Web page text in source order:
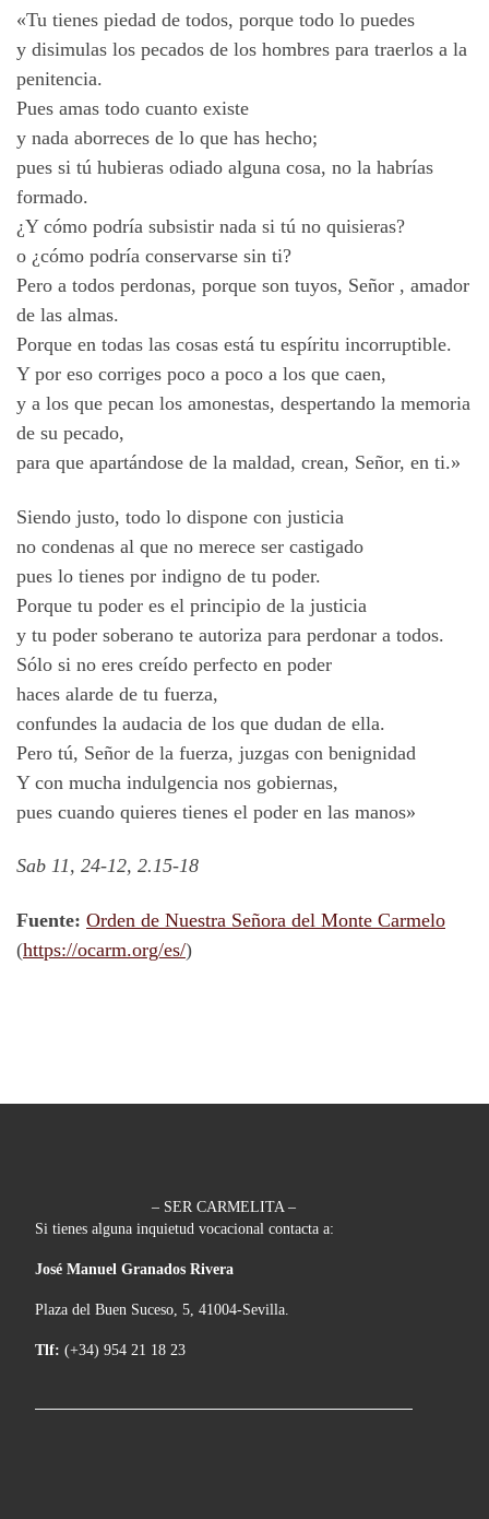
«Tu tienes piedad de todos, porque todo lo puedes
y disimulas los pecados de los hombres para traerlos a la
penitencia.
Pues amas todo cuanto existe
y nada aborreces de lo que has hecho;
pues si tú hubieras odiado alguna cosa, no la habrías
formado.
¿Y cómo podría subsistir nada si tú no quisieras?
o ¿cómo podría conservarse sin ti?
Pero a todos perdonas, porque son tuyos, Señor , amador
de las almas.
Porque en todas las cosas está tu espíritu incorruptible.
Y por eso corriges poco a poco a los que caen,
y a los que pecan los amonestas, despertando la memoria
de su pecado,
para que apartándose de la maldad, crean, Señor, en ti.»
Siendo justo, todo lo dispone con justicia
no condenas al que no merece ser castigado
pues lo tienes por indigno de tu poder.
Porque tu poder es el principio de la justicia
y tu poder soberano te autoriza para perdonar a todos.
Sólo si no eres creído perfecto en poder
haces alarde de tu fuerza,
confundes la audacia de los que dudan de ella.
Pero tú, Señor de la fuerza, juzgas con benignidad
Y con mucha indulgencia nos gobiernas,
pues cuando quieres tienes el poder en las manos»
Sab 11, 24-12, 2.15-18
Fuente: Orden de Nuestra Señora del Monte Carmelo
(https://ocarm.org/es/)
– SER CARMELITA –
Si tienes alguna inquietud vocacional contacta a:
José Manuel Granados Rivera
Plaza del Buen Suceso, 5, 41004-Sevilla.
Tlf: (+34) 954 21 18 23